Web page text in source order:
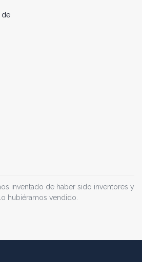
de
inventado de haber sido inventores y
hubiéramos vendido.